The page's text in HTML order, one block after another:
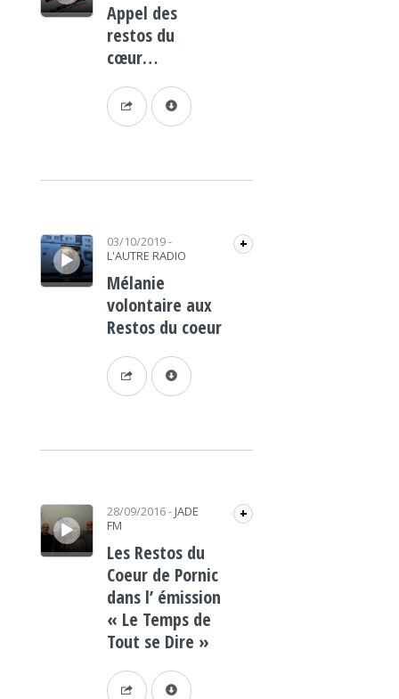
Appel des
restos du
cœur…
Lecteur audio 03/10/2019-
L'AUTRE RADIO
+
Mélanie
volontaire aux
Restos du coeur
Lecteur audio 28/09/2016- JADE
FM
+
Les Restos du
Coeur de Pornic
dans l’ émission
« Le Temps de
Tout se Dire »